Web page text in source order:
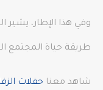
وفي هذا الإطار،
طريقة حياة المجتمع
شاهد معنا حفلات